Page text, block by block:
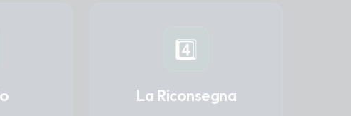
4️⃣
La Riconsegna